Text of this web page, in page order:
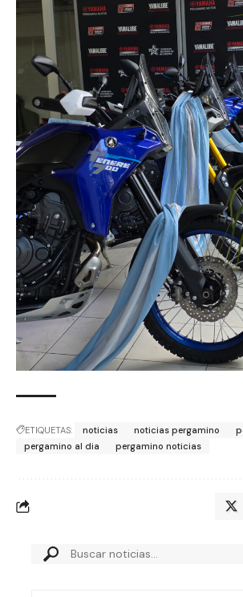
ETIQUETAS: noticias noticias pergamino
pergamino al dia
pergamino noticias